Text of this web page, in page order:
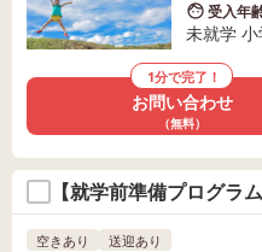
受入年
未就学
1分で完了！
お問い合わせ
（無料）
【就学前準備プログ
空きあり 送迎あり